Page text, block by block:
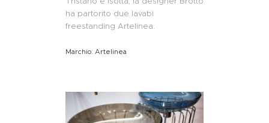
ha partorito due lavabi
freestanding Artelinea.
Marchio: Artelinea